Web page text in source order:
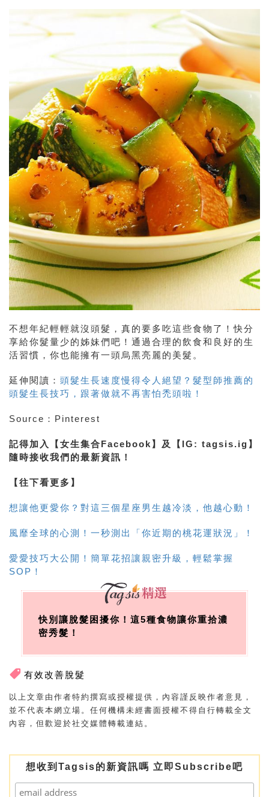
不想年紀輕輕就沒頭髮，真的要多吃這些食物了！快分
享給你髮量少的姊妹們吧！通過合理的飲食和良好的生
活習慣，你也能擁有一頭烏黑亮麗的美髮。
延伸閱讀： 頭髮生長速度慢得令人絕望？髮型師推薦的
頭髮生長技巧，跟著做就不再害怕禿頭啦！
Source：Pinterest
記得加入【女生集合Facebook】及【IG: tagsis.ig】
隨時接收我們的最新資訊！
【往下看更多】
想讓他更愛你？對這三個星座男生越冷淡，他越心動！
風靡全球的心測！一秒測出「你近期的桃花運狀況」！
愛愛技巧大公開！簡單花招讓親密升級，輕鬆掌握
SOP！
快別讓脫髮困擾你！這5種食物讓你重拾濃
密秀髮！
有效改善脫髮
以上文章由作者特約撰寫或授權提供，內容謹反映作者意見，
並不代表本網立場。任何機構未經書面授權不得自行轉載全文
內容，但歡迎於社交媒體轉載連結。
想收到Tagsis的新資訊嗎 立即Subscribe吧